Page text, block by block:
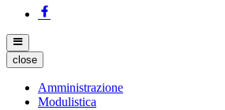
close
Amministrazione
Modulistica